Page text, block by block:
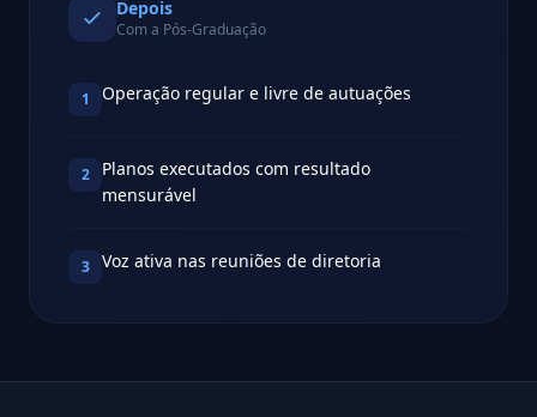
Depois
Com a Pós-Graduação
1 Operação regular e livre de autuações
2
Planos executados com resultado
mensurável
3 Voz ativa nas reuniões de diretoria